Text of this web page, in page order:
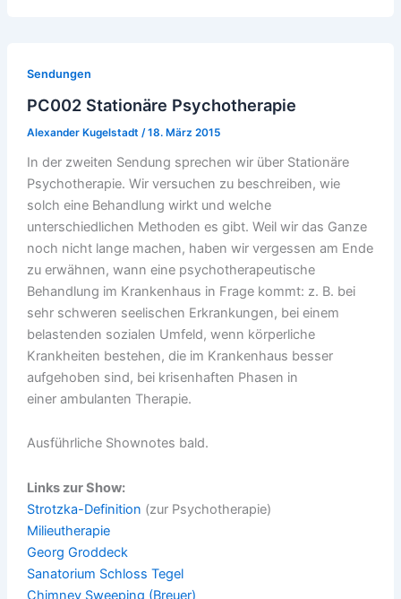
Sendungen
PC002 Stationäre Psychotherapie
Alexander Kugelstadt /18. März 2015
In der zweiten Sendung sprechen wir über Stationäre
Psychotherapie. Wir versuchen zu beschreiben, wie
solch eine Behandlung wirkt und welche
unterschiedlichen Methoden es gibt. Weil wir das Ganze
noch nicht lange machen, haben wir vergessen am Ende
zu erwähnen, wann eine psychotherapeutische
Behandlung im Krankenhaus in Frage kommt: z. B. bei
sehr schweren seelischen Erkrankungen, bei einem
belastenden sozialen Umfeld, wenn körperliche
Krankheiten bestehen, die im Krankenhaus besser
aufgehoben sind, bei krisenhaften Phasen in
einer ambulanten Therapie.
Ausführliche Shownotes bald.
Links zur Show:
Strotzka-Definition (zur Psychotherapie)
Milieutherapie
Georg Groddeck
Sanatorium Schloss Tegel
Chimney Sweeping (Breuer)